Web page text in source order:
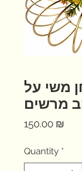
משי על
מרשים
150.00 ₪
Quantity *